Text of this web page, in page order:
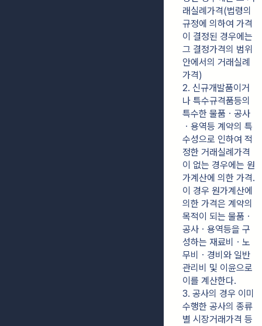
래실례가격(법령의
규정에 의하여 가격
이 결정된 경우에는
그 결정가격의 범위
안에서의 거래실례
가격)
2. 신규개발품이거
나 특수규격품등의
특수한 물품ㆍ공사
ㆍ용역등 계약의 특
수성으로 인하여 적
정한 거래실례가격
이 없는 경우에는 원
가계산에 의한 가격.
이 경우 원가계산에
의한 가격은 계약의
목적이 되는 물품ㆍ
공사ㆍ용역등을 구
성하는 재료비ㆍ노
무비ㆍ경비와 일반
관리비 및 이윤으로
이를 계산한다.
3. 공사의 경우 이미
수행한 공사의 종류
별 시장거래가격 등